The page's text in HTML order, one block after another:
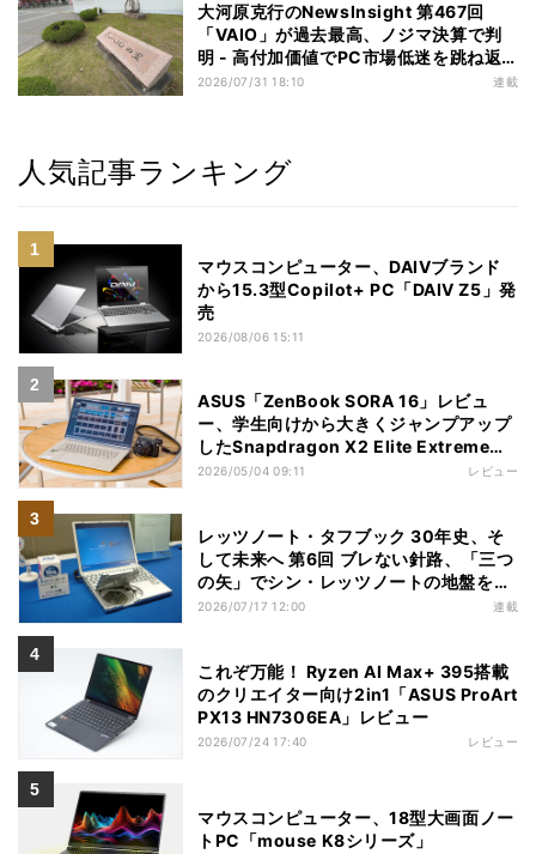
大河原克行のNewsInsight 第467回
「VAIO」が過去最高、ノジマ決算で判
明 - 高付加価値でPC市場低迷を跳ね返
す
2026/07/31 18:10 連載
人気記事ランキング
マウスコンピューター、DAIVブランド
から15.3型Copilot+ PC「DAIV Z5」発
売
2026/08/06 15:11
ASUS「ZenBook SORA 16」レビュ
ー、学生向けから大きくジャンプアップ
したSnapdragon X2 Elite Extremeノ
ートPC
2026/05/04 09:11 レビュー
レッツノート・タフブック 30年史、そ
して未来へ 第6回 ブレない針路、「三つ
の矢」でシン・レッツノートの地盤を築
く
2026/07/17 12:00 連載
これぞ万能！ Ryzen AI Max+ 395搭載
のクリエイター向け2in1「ASUS ProArt
PX13 HN7306EA」レビュー
2026/07/24 17:40 レビュー
マウスコンピューター、18型大画面ノー
トPC「mouse K8シリーズ」